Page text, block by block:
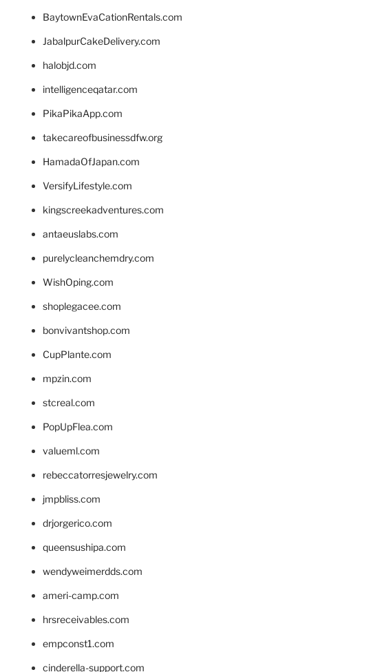
BaytownEvaCationRentals.com
JabalpurCakeDelivery.com
halobjd.com
intelligenceqatar.com
PikaPikaApp.com
takecareofbusinessdfw.org
HamadaOfJapan.com
VersifyLifestyle.com
kingscreekadventures.com
antaeuslabs.com
purelycleanchemdry.com
WishOping.com
shoplegacee.com
bonvivantshop.com
CupPlante.com
mpzin.com
stcreal.com
PopUpFlea.com
valueml.com
rebeccatorresjewelry.com
jmpbliss.com
drjorgerico.com
queensushipa.com
wendyweimerdds.com
ameri-camp.com
hrsreceivables.com
empconst1.com
cinderella-support.com